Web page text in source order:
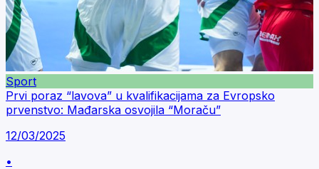
Sport
Prvi poraz “lavova” u kvalifikacijama za Evropsko
prvenstvo: Mađarska osvojila “Moraču”
12/03/2025
•